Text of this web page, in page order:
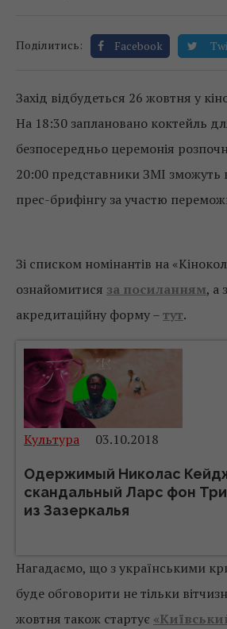
Поділитись: Facebook
Захід відбудеться 26 жовтня у
На 18:30 заплановано коктейль
безпосередньо церемонія
20:00 представники ЗМІ зможуть
прес-брифінгу за участю
Зі списком номінантів на
ознайомитися за посиланням, а
акредитаційну форму –тут.
Культура 03.10.2018
Одержимый Николас
скандальный Ларс фон
из Зазеркалья
Нагадаємо, що з українськими
буде обговорити не тільки
жовтня також стартує